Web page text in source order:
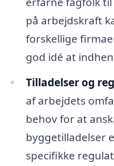
på arbejdskraft
forskellige
god idé at
Tilladelser og
af arbejdets
behov for at
byggetilladelser
specifikke